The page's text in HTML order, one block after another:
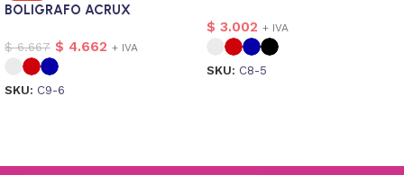
BOLIGRAFO ACRUX
$6.667 $ 4.662 + IVA
SKU: C9-6
$ 3.002 + IVA
SKU: C8-5